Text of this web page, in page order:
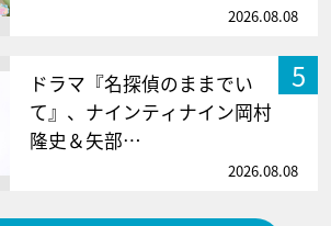
2026.08.08
5
ドラマ『名探偵のままでい
て』、ナインティナイン岡村
隆史＆矢部…
2026.08.08